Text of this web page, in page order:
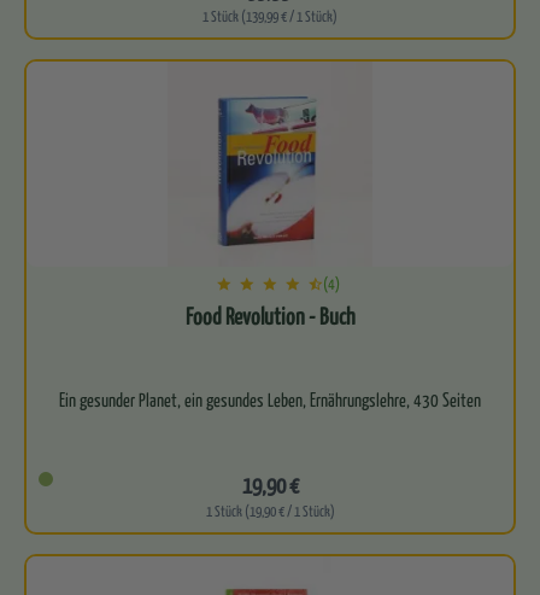
1 Stück (139,99 € / 1 Stück)
(4)
Food Revolution - Buch
19,90 €
1 Stück (19,90 € / 1 Stück)